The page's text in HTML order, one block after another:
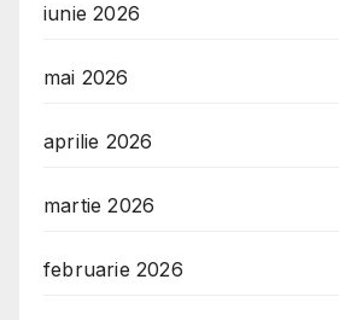
iunie 2026
mai 2026
aprilie 2026
martie 2026
februarie 2026